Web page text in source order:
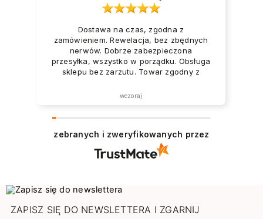
Dostawa na czas, zgodna z
zamówieniem. Rewelacja, bez zbędnych
nerwów. Dobrze zabezpieczona
przesyłka, wszystko w porządku. Obsługa
sklepu bez zarzutu. Towar zgodny z
została zrealizowana ekspresowo.
wczoraj
zebranych i zweryfikowanych przez
ZAPISZ SIĘ DO NEWSLETTERA I ZGARNIJ